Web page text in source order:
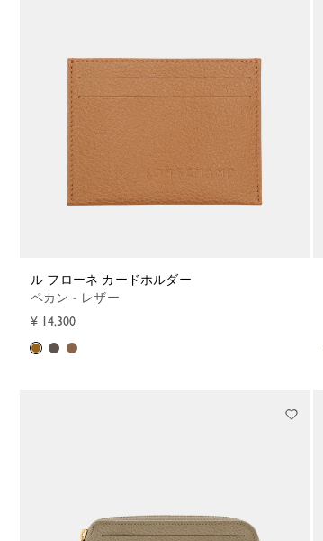
ル フローネ カードホルダー
ペカン - レザー
¥ 14,300